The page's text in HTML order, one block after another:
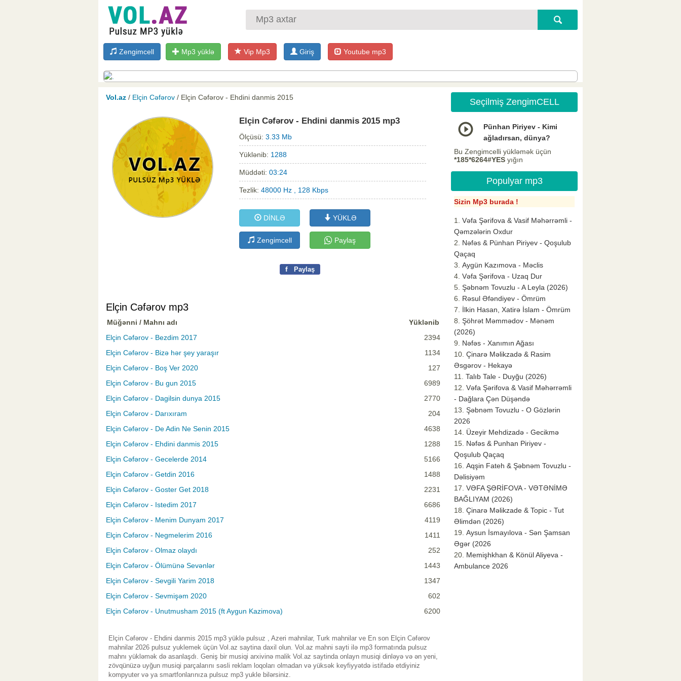
Zengimcell Mp3 yüklə Vip Mp3 Giriş Youtube mp3
Vol.az / Elçin Cəfərov / Elçin Cəfərov - Ehdini danmis 2015
Elçin Cəfərov - Ehdini danmis 2015 mp3
Ölçüsü: 3.33 Mb
Yüklənib: 1288
Müddəti: 03:24
Tezlik: 48000 Hz , 128 Kbps
DİNLƏ YÜKLƏ
Zengimcell Paylaş
f Paylaş
Elçin Cəfərov mp3
Müğənni / Mahnı adı
Yüklənib
Elçin Cəfərov - Bezdim 2017
2394
Elçin Cəfərov - Bizə hər şey yaraşır
1134
Elçin Cəfərov - Boş Ver 2020
127
Elçin Cəfərov - Bu gun 2015
6989
Elçin Cəfərov - Dagilsin dunya 2015
2770
Elçin Cəfərov - Darıxıram
204
Elçin Cəfərov - De Adin Ne Senin 2015
4638
Elçin Cəfərov - Ehdini danmis 2015
1288
Elçin Cəfərov - Gecelerde 2014
5166
Elçin Cəfərov - Getdin 2016
1488
Elçin Cəfərov - Goster Get 2018
2231
Elçin Cəfərov - Istedim 2017
6686
Elçin Cəfərov - Menim Dunyam 2017
4119
Elçin Cəfərov - Negmelerim 2016
1411
Elçin Cəfərov - Olmaz olaydı
252
Elçin Cəfərov - Ölümünə Sevənlər
1443
Elçin Cəfərov - Sevgili Yarim 2018
1347
Elçin Cəfərov - Sevmişəm 2020
602
Elçin Cəfərov - Unutmusham 2015 (ft Aygun Kazimova)
6200
Elçin Cəfərov - Ehdini danmis 2015 mp3 yüklə pulsuz , Azeri mahnilar, Turk mahnilar ve En son Elçin Cəfərov
mahnilar 2026 pulsuz yuklemek üçün Vol.az saytina daxil olun. Vol.az mahni sayti ilə mp3 formatında pulsuz
mahnı yükləmək də asanlaşdı. Geniş bir musiqi arxivinə malik Vol.az saytinda onlayn musiqi dinləyə və ən yeni,
zövqünüzə uyğun musiqi parçalarını səsli reklam loqoları olmadan və yüksək keyfiyyətdə istifadə etdiyiniz
kompyuter və ya smartfonlarınıza pulsuz mp3 yukle bilərsiniz.
Seçilmiş ZengimCELL
Pünhan Piriyev - Kimi
ağladırsan, dünya?
Bu Zengimcelli yükləmək üçün
*185*6264#YES yığın
Populyar mp3
Sizin Mp3 burada !
Vəfa Şərifova & Vasif Məhərrəmli -
Qəmzələrin Oxdur
Nəfəs & Pünhan Piriyev - Qoşulub
Qaçaq
Aygün Kazımova - Məclis
Vəfa Şərifova - Uzaq Dur
Şəbnəm Tovuzlu - A Leyla (2026)
Rəsul Əfəndiyev - Ömrüm
İlkin Hasan, Xatirə İslam - Ömrüm
Şöhrət Məmmədov - Mənəm
(2026)
Nəfəs - Xanımın Ağası
Çinarə Məlikzadə & Rasim
Əsgərov - Hekayə
Talıb Tale - Duyğu (2026)
Vəfa Şərifova & Vasif Məhərrəmli
- Dağlara Çən Düşəndə
Şəbnəm Tovuzlu - O Gözlərin
2026
Üzeyir Mehdizadə - Gecikmə
Nəfəs & Punhan Piriyev -
Qoşulub Qaçaq
Aqşin Fateh & Şəbnəm Tovuzlu -
Dəlisiyəm
VƏFA ŞƏRİFOVA - VƏTƏNİMƏ
BAĞLIYAM (2026)
Çinarə Məlikzade & Topic - Tut
Əlimdən (2026)
Aysun İsmayılova - Sən Şamsan
Əgər (2026
Memişhkhan & Könül Aliyeva -
Ambulance 2026